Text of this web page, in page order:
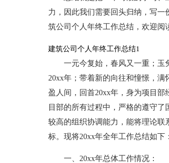
力，因此我们需要回头归纳，写
筑公司个人年终工作总结，欢迎阅
建筑公司个人年终工作总结1
一元今复始，春风又一重；玉
20xx年；带着新的向往和憧憬，
盈人间，回首20xx年，身为项目
目部的所有过程中，严格的遵守
较高的组织协调能力，能将理论联
标。现将20xx年全年工作总结如下：
一、20xx年总体工作情况：